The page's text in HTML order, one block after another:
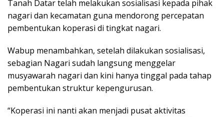
Tanah Datar telah melakukan sosialisasi kepada pihak
nagari dan kecamatan guna mendorong percepatan
pembentukan koperasi di tingkat nagari.
Wabup menambahkan, setelah dilakukan sosialisasi,
sebagian Nagari sudah langsung menggelar
musyawarah nagari dan kini hanya tinggal pada tahap
pembentukan struktur kepengurusan.
“Koperasi ini nanti akan menjadi pusat aktivitas